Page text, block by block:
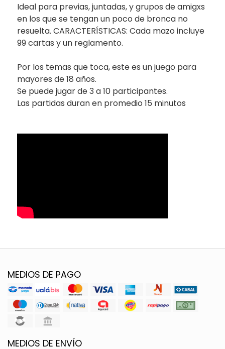
Ideal para previas, juntadas, y grupos de amigxs
en los que se tengan un poco de bronca no
resuelta. CARACTERÍSTICAS: Cada mazo incluye
99 cartas y un reglamento.
Por los temas que toca, este es un juego para
mayores de 18 años.
Se puede jugar de 3 a 10 participantes.
Las partidas duran en promedio 15 minutos
MEDIOS DE PAGO
MEDIOS DE ENVÍO